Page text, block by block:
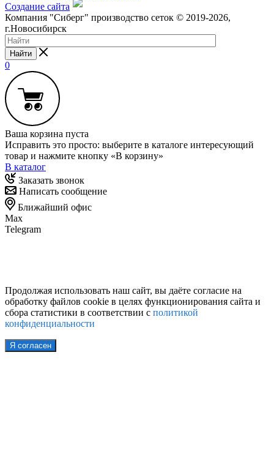
Создание сайта
Компания "Сиберг" производство сеток © 2019-2026,
г.Новосибирск
Найти
0
Ваша корзина пуста
Исправить это просто: выберите в каталоге интересующий
товар и нажмите кнопку «В корзину»
В каталог
Заказать звонок
Написать сообщение
Ближайший офис
Max
Telegram
Продолжая использовать наш сайт, вы даёте согласие на
обработку файлов cookie в целях функционирования сайта и
сбора статистики в соответствии с политикой
конфиденциальности
Я согласен